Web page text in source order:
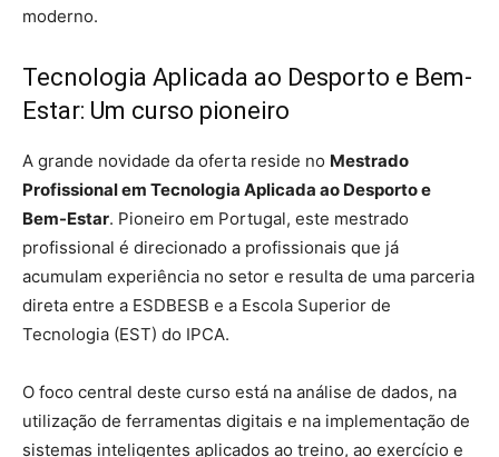
moderno.
Tecnologia Aplicada ao Desporto e Bem-
Estar: Um curso pioneiro
A grande novidade da oferta reside no Mestrado
Profissional em Tecnologia Aplicada ao Desporto e
Bem-Estar. Pioneiro em Portugal, este mestrado
profissional é direcionado a profissionais que já
acumulam experiência no setor e resulta de uma parceria
direta entre a ESDBESB e a Escola Superior de
Tecnologia (EST) do IPCA.
O foco central deste curso está na análise de dados, na
utilização de ferramentas digitais e na implementação de
sistemas inteligentes aplicados ao treino, ao exercício e